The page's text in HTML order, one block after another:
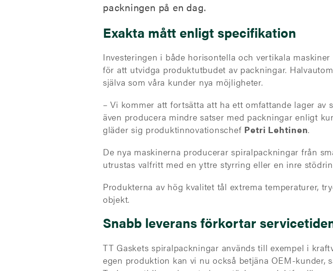
packningen på en dag.
Exakta mått enligt specifikation
Investeringen i både horisontella och vertikala
för att utvidga produktutbudet av packningar.
själva som våra kunder nya möjligheter.
– Vi kommer att fortsätta att ha ett omfattande lager
även producera mindre satser med packningar enligt
gläder sig produktinnovationschef Petri Lehtinen.
De nya maskinerna producerar spiralpackningar från
utrustas valfritt med en yttre styrring eller en inre
Produkterna av hög kvalitet tål extrema temperaturer,
objekt.
Snabb leverans förkortar
TT Gaskets spiralpackningar används till exempel i
egen produktion kan vi nu också betjäna OEM-